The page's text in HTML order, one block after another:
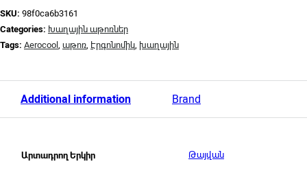
SKU: 98f0ca6b3161
Categories: Խաղային աթոռներ
Tags: Aerocool , աթոռ, Էրգոնոմիկ, խաղային
Additional information Brand
Արտադրող Երկիր Թայվան